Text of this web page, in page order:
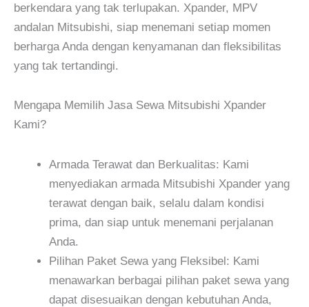
berkendara yang tak terlupakan. Xpander, MPV
andalan Mitsubishi, siap menemani setiap momen
berharga Anda dengan kenyamanan dan fleksibilitas
yang tak tertandingi.
Mengapa Memilih Jasa Sewa Mitsubishi Xpander
Kami?
Armada Terawat dan Berkualitas: Kami
menyediakan armada Mitsubishi Xpander yang
terawat dengan baik, selalu dalam kondisi
prima, dan siap untuk menemani perjalanan
Anda.
Pilihan Paket Sewa yang Fleksibel: Kami
menawarkan berbagai pilihan paket sewa yang
dapat disesuaikan dengan kebutuhan Anda,